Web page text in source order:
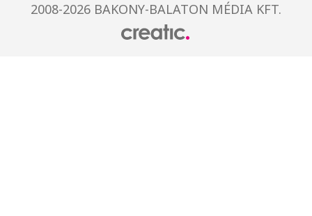
2008-2026 BAKONY-BALATON MÉDIA KFT.